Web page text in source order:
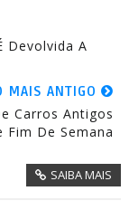
Devolvida A
MAIS ANTIGO
Carros Antigos
Fim De Semana
SAIBA MAIS